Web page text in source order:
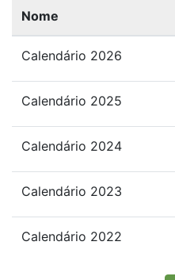
Nome
Calendário 2026
Calendário 2025
Calendário 2024
Calendário 2023
Calendário 2022